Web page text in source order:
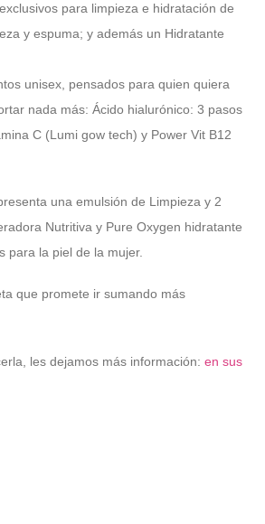
para limpieza e hidratación de
y espuma; y además un Hidratante
unisex, pensados para quien quiera
nada más: Ácido hialurónico: 3 pasos
C (Lumi gow tech) y Power Vit B12
una emulsión de Limpieza y 2
Nutritiva y Pure Oxygen hidratante
para la piel de la mujer.
que promete ir sumando más
les dejamos más información: en sus